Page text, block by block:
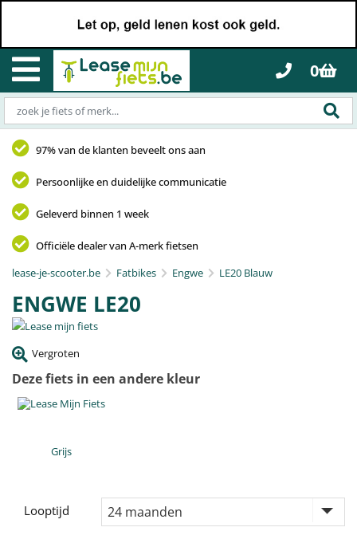
0
97% van de klanten beveelt ons aan
Persoonlijke en duidelijke communicatie
Geleverd binnen 1 week
Officiële dealer van A-merk fietsen
lease-je-scooter.be
Fatbikes Engwe LE20 Blauw
ENGWE LE20
Vergroten
Deze fiets in een andere kleur
Grijs
Looptijd